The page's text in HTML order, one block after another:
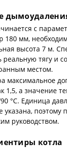
с
180 мм,
высота 7 м.
тягу и
местом.
максимальное
1,5, а значение
°C. Единица
поэтому
руководством.
котла